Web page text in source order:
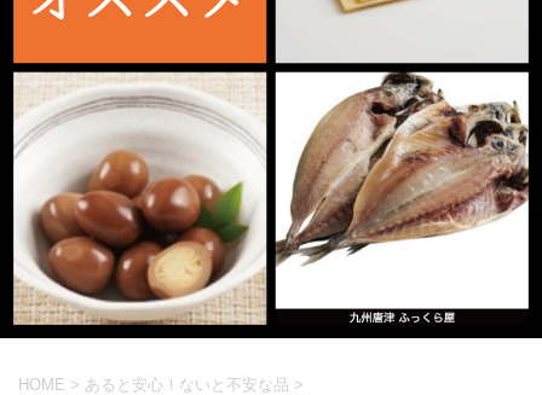
HOME > あると安心！ないと不安な品 >